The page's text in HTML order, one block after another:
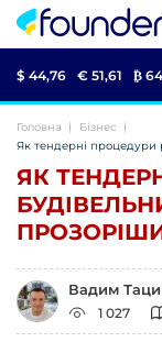
$ 44,76 € 51,61 ₿
Головна
Бізнес
Як тендерні процедури
ЯК
Вадим
1 027